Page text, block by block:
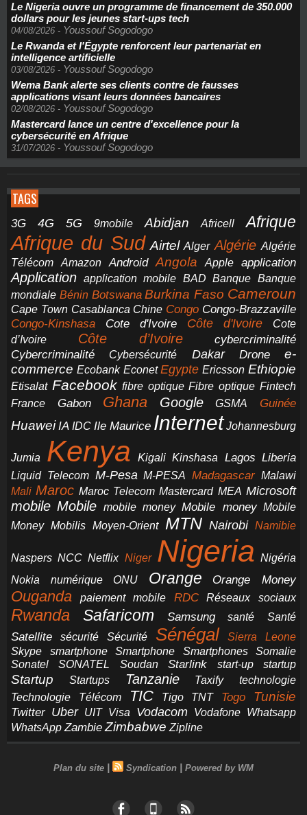
Le Nigeria ouvre un programme de financement de 350.000
dollars pour les jeunes start-ups tech
04/08/2026 - Youssouf Sogodogo
Le Rwanda et l'Égypte renforcent leur partenariat en
intelligence artificielle
03/08/2026 - Youssouf Sogodogo
Wema Bank alerte ses clients contre de fausses
applications visant leurs données bancaires
02/08/2026 - Youssouf Sogodogo
Mastercard lance un centre d'excellence pour la
cybersécurité en Afrique
31/07/2026 - Youssouf Sogodogo
TAGS
3G 4G 5G 9mobile Abidjan Africell Afrique
Afrique du Sud Airtel Alger Algérie Algérie
Télécom
Amazon Android Angola Apple application
Application application mobile BAD Banque Banque
mondiale Bénin Botswana Burkina Faso Cameroun
Cape Town Casablanca Chine Congo Congo-Brazzaville
Congo-Kinshasa Cote d'Ivoire Côte d'Ivoire
Cote
d’Ivoire
Côte d’Ivoire
cybercriminalité
Cybercriminalité
Cybersécurité Dakar Drone
e-
commerce Ecobank Econet Egypte Ericsson Ethiopie
Etisalat Facebook fibre optique Fibre optique Fintech
France
Gabon Ghana Google GSMA Guinée
Huawei IA IDC Ile Maurice Internet Johannesburg
Jumia Kenya Kigali Kinshasa Lagos Liberia
Liquid Telecom M-Pesa M-PESA Madagascar Malawi
Mali Maroc Maroc Telecom Mastercard MEA Microsoft
mobile Mobile mobile money Mobile money Mobile
Money Mobilis Moyen-Orient MTN Nairobi Namibie
Naspers NCC Netflix Niger Nigeria Nigéria
Nokia
numérique ONU Orange Orange Money
Ouganda paiement mobile RDC Réseaux sociaux
Rwanda Safaricom Samsung santé Santé
Satellite sécurité Sécurité Sénégal
Sierra Leone
Skype
smartphone Smartphone Smartphones
Somalie
Sonatel
SONATEL Soudan Starlink start-up startup
Startup Startups Tanzanie Taxify
technologie
Technologie
Télécom TIC Tigo TNT Togo Tunisie
Twitter Uber UIT Visa Vodacom Vodafone Whatsapp
WhatsApp Zambie Zimbabwe Zipline
Plan du site | Syndication | Powered by WM